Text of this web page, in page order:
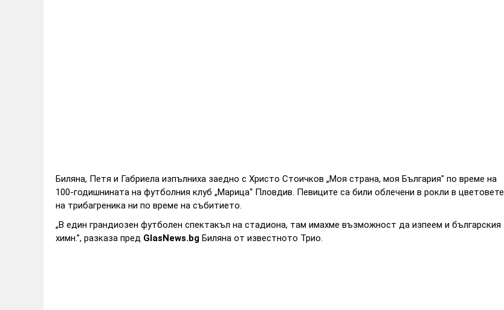
Биляна, Петя и Габриела изпълниха заедно с Христо Стоичков „Моя страна, моя България" по време на
100-годишнината на футболния клуб „Марица“ Пловдив. Певиците са били облечени в рокли в цветовете
на трибагреника ни по време на събитието.
„В един грандиозен футболен спектакъл на стадиона, там имахме възможност да изпеем и българския
химн.”, разказа пред GlasNews.bg Биляна от известното Трио.